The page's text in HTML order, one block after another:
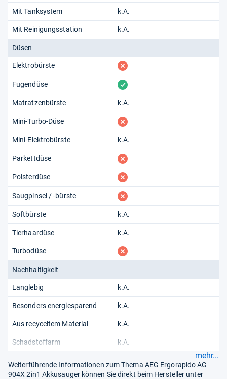
Mit Tanksystem k.A.
Mit Reinigungsstation k.A.
Düsen
Elektrobürste fehlt
Fugendüse vorhanden
Matratzenbürste k.A.
Mini-Turbo-Düse fehlt
Mini-Elektrobürste k.A.
Parkettdüse fehlt
Polsterdüse fehlt
Saugpinsel / -bürste fehlt
Softbürste k.A.
Tierhaardüse k.A.
Turbodüse fehlt
Nachhaltigkeit
Langlebig k.A.
Besonders energiesparend k.A.
Aus recyceltem Material k.A.
Schadstoffarm k.A.
mehr...
Weiterführende Informationen zum Thema AEG Ergorapido AG
904X 2in1 Akkusauger können Sie direkt beim Hersteller unter